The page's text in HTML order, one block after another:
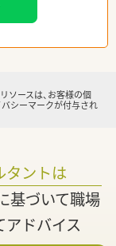
ソースは、お客様の個
シーマークが付与され
タントは
基づいて職場
ドバイス